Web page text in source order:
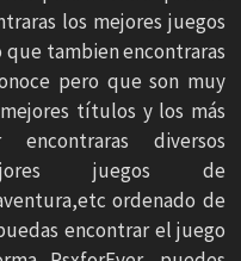
los mejores juegos
que tambien encontraras
pero que son muy
títulos y los más
diversos
juegos de
ordenado de
encontrar el juego